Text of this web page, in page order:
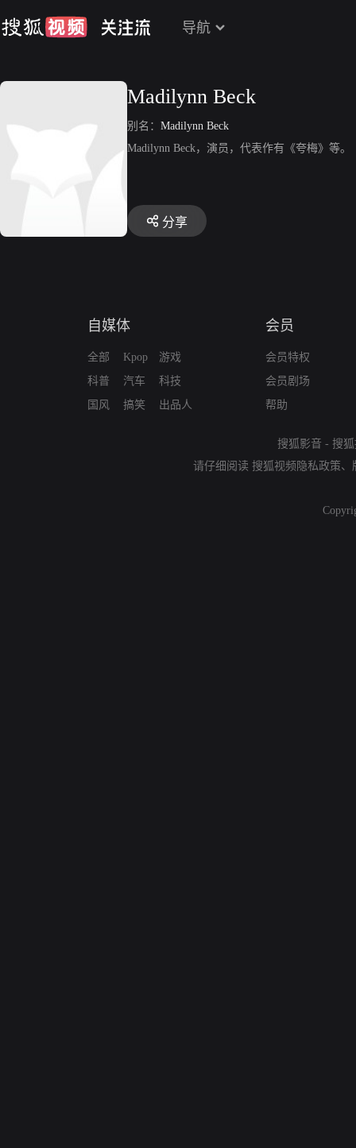
导航
Madilynn Beck
别名： Madilynn Beck
Madilynn Beck，演员，代表作有《夸梅》等。
分享
自媒体
全部
科普
国风
Kpop
汽车
搞笑
游戏
科技
出品人
会员
会员特权
会员剧场
帮助
搜狐影音 - 搜
请仔细阅读 搜狐视频隐私政策、